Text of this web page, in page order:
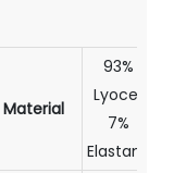
Material
93%
Lyocell
7%
Elastano